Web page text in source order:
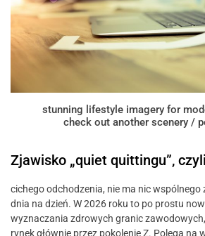
stunning lifestyle imagery for
check out another scenery /
Zjawisko „quiet quittingu”,
cichego odchodzenia, nie ma nic wspólnego
dnia na dzień. W 2026 roku to po prostu
wyznaczania zdrowych granic
rynek głównie przez pokolenie Z. Polega na